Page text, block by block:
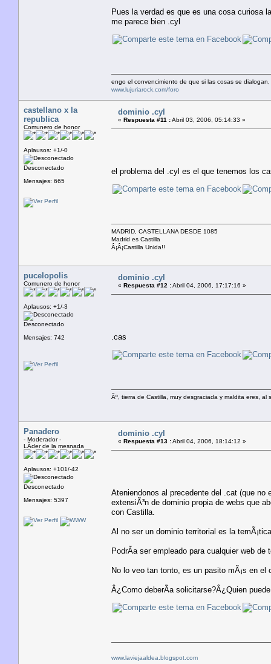
Pues la verdad es que es una cosa curiosa
me parece bien .cyl
engo el convencimiento de que si las cosas se
www.lujuriarock.com/foro
castellano x la
republica
Comunero de honor
Aplausos: +1/-0
Desconectado
Mensajes: 665
dominio .cyl
« Respuesta #11 :Abril 03, 2006, 05:14:33 »
el problema del .cyl es el que tenemos los
MADRID, CASTELLANA DESDE 1085
Madrid es Castilla
Â¡Â¡Castilla Unida!!
pucelopolis
Comunero de honor
Aplausos: +1/-3
Desconectado
Mensajes: 742
dominio .cyl
« Respuesta #12 :Abril 04, 2006, 17:17:16 »
.cas
Ãº, tierra de Castilla, muy desgraciada y maldita eres,
Panadero
- Moderador -
LÃ­der de la mesnada
Aplausos: +101/-42
Desconectado
Mensajes: 5397
dominio .cyl
« Respuesta #13 :Abril 04, 2006, 18:14:12 »
Ateniendonos al precedente del .cat (que
extensiÃ³n de dominio propia de webs que
con Castilla.
Al no ser un dominio territorial es la
PodrÃ­a ser empleado para cualquier web de
No lo veo tan tonto, es un pasito mÃ¡s en
Â¿Como deberÃ­a solicitarse?Â¿Quien
www.laviejaaldea.blogspot.com